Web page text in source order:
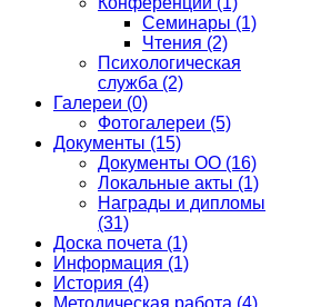
Семинары (1)
Чтения (2)
Психологическая
служба (2)
Галереи (0)
Фотогалереи (5)
Документы (15)
Документы ОО (16)
Локальные акты (1)
Награды и дипломы
(31)
Доска почета (1)
Информация (1)
История (4)
Методическая работа (4)